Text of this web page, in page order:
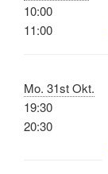
10:00
11:00
Mo. 31st Okt.
19:30
20:30